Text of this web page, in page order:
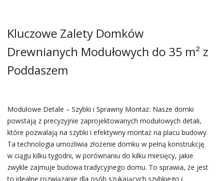
Kluczowe Zalety Domków
Drewnianych Modułowych do 35 m² z
Poddaszem
Modułowe Detale – Szybki i Sprawny Montaż: Nasze domki
powstają z precyzyjnie zaprojektowanych modułowych detali,
które pozwalają na szybki i efektywny montaż na placu budowy.
Ta technologia umożliwia złożenie domku w pełną konstrukcję
w ciągu kilku tygodni, w porównaniu do kilku miesięcy, jakie
zwykle zajmuje budowa tradycyjnego domu. To sprawia, że jest
to idealne rozwiązanie dla osób szukających szybkiego i